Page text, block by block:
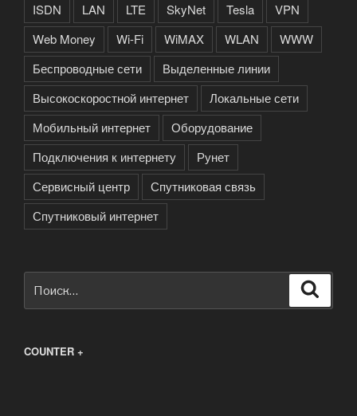
ISDN
LAN LTE SkyNet Tesla
VPN
Web Money
Wi-Fi WiMAX WLAN
WWW
Беспроводные сети
Выделенные линии
Высокоскоростной интернет
Локальные сети
Мобильный интернет
Оборудование
Подключения к интернету
Рунет
Сервисный центр
Спутниковая связь
Спутниковый интернет
COUNTER +